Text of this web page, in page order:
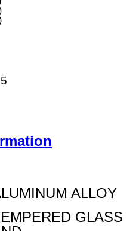
ALLOY
GLASS